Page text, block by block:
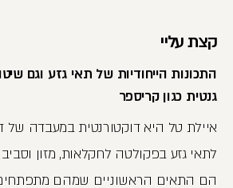
קצת עליי
התכונות הייחודיות של תאי גזע וגם
גנטית כגון קריספר
איילת טל היא דוקטורנטית במעבדה של
לתאי גזע בפקולטה לחקלאות, מזון
הם התאים הראשוניים שמהם מתפתחים